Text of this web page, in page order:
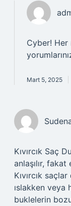
Cyber! Her
Mart 5, 2025
Kıvırcık Saç
anlaşılır,
Kıvırcık
ıslakken veya
buklelerin